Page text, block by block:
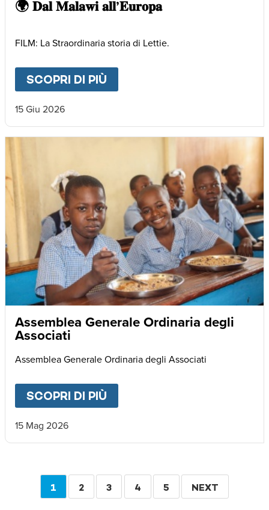
🌍 𝐃𝐚𝐥 𝐌𝐚𝐥𝐚𝐰𝐢 𝐚𝐥𝐥’𝐄𝐮𝐫𝐨𝐩𝐚
FILM: La Straordinaria storia di Lettie.
SCOPRI DI PIÙ
15 Giu 2026
Assemblea Generale Ordinaria degli
Associati
Assemblea Generale Ordinaria degli Associati
SCOPRI DI PIÙ
15 Mag 2026
Paginazione
PAGINA
1 PAGINA
2 PAGINA
3 PAGINA
4 PAGINA
5
PAGINA
NEXT